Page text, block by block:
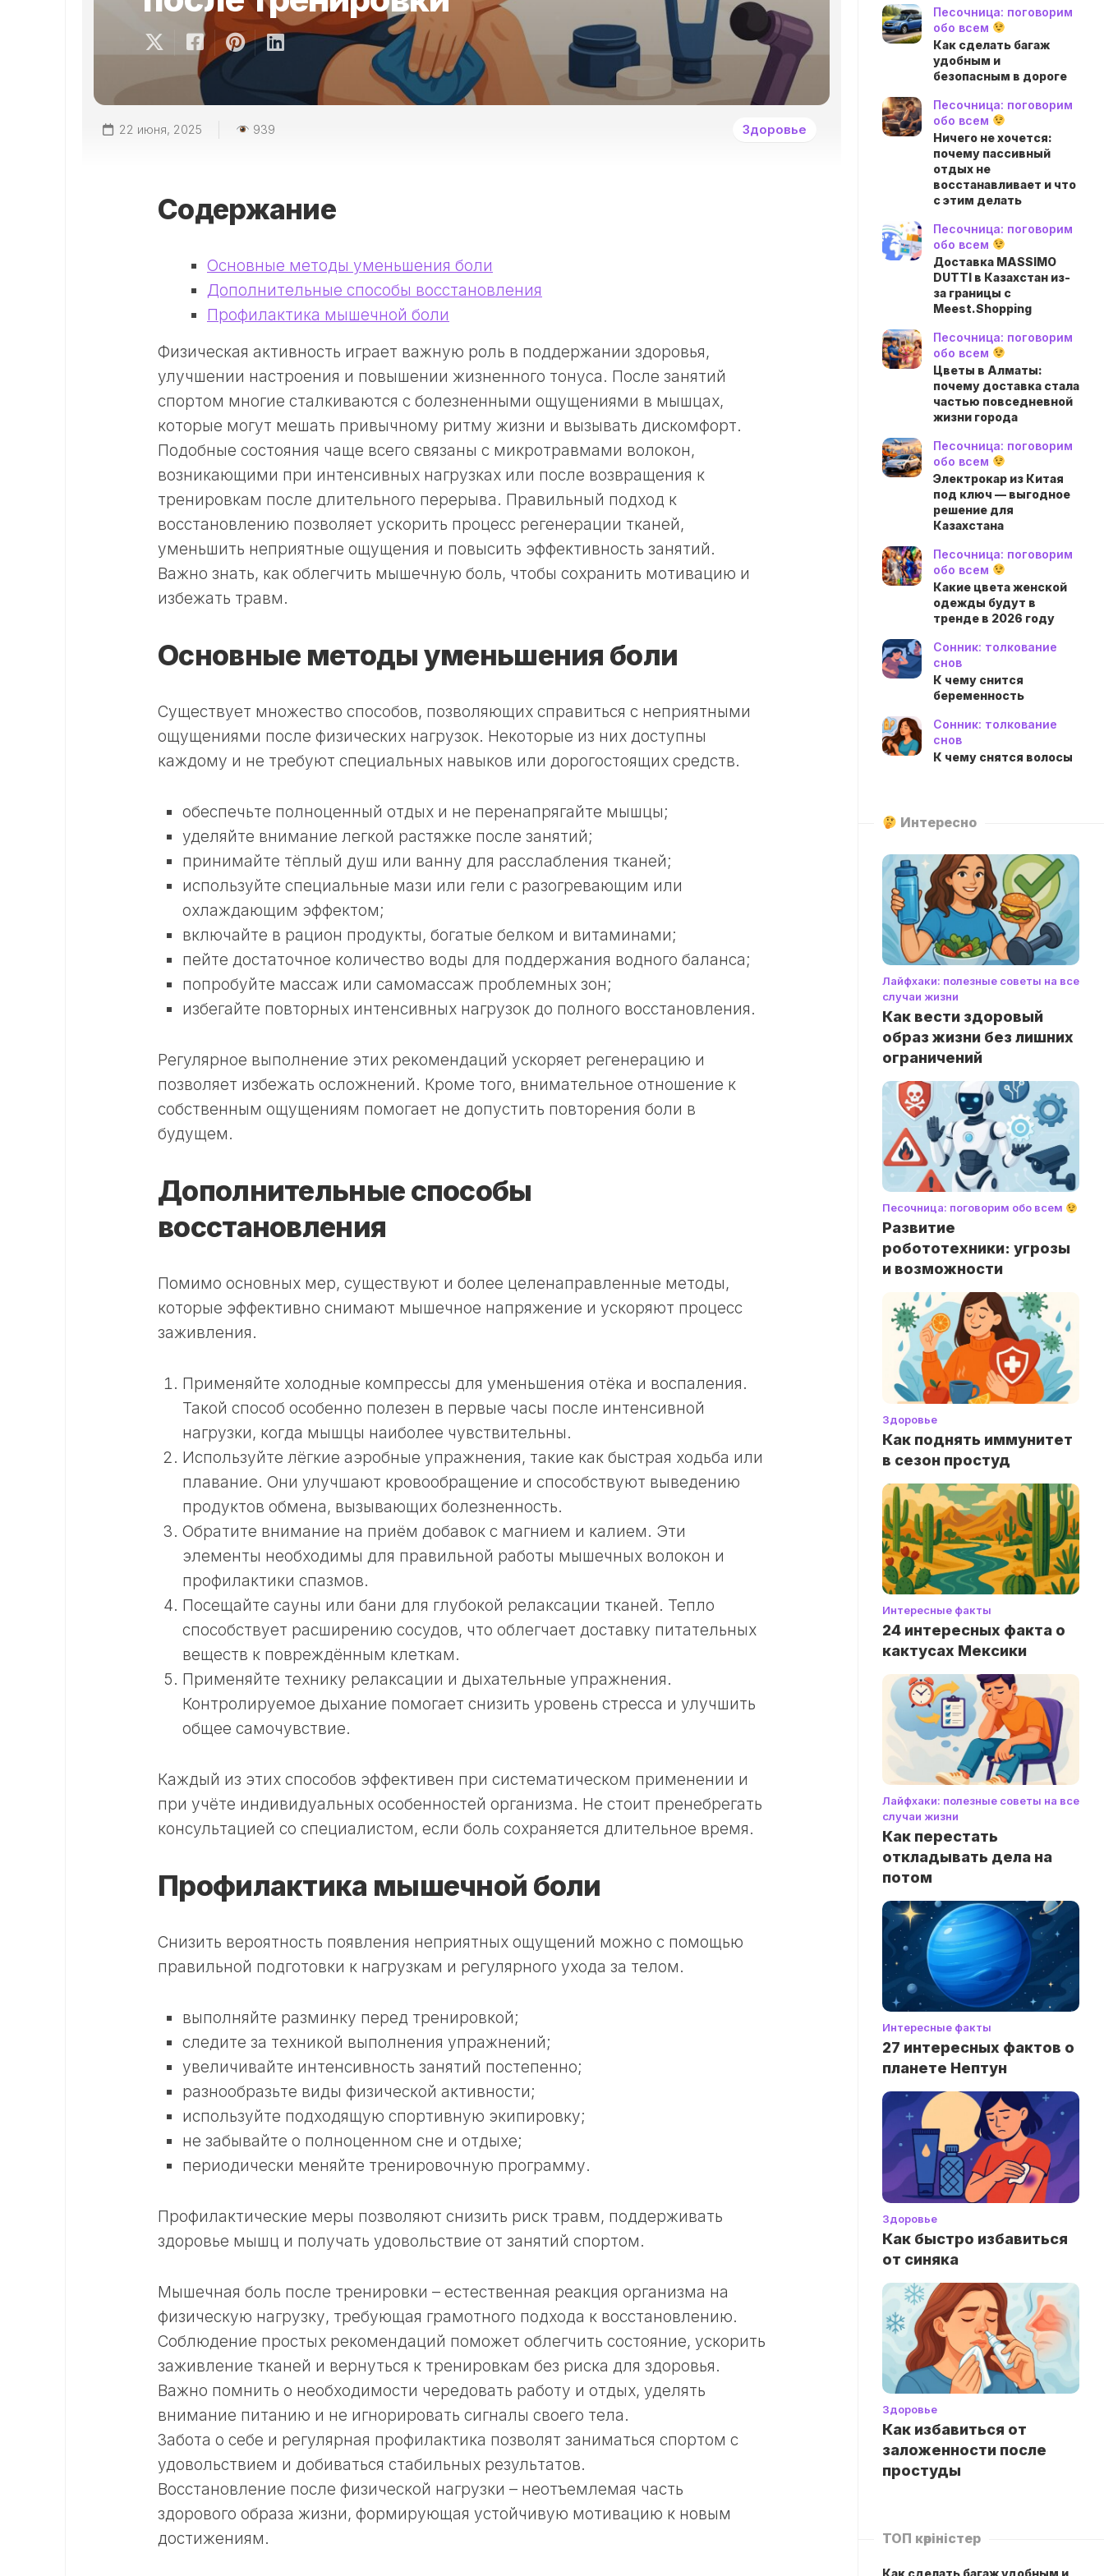
22 июня, 2025 939 Здоровье
Содержание
Основные методы уменьшения боли
Дополнительные способы восстановления
Профилактика мышечной боли
Физическая активность играет важную роль в поддержании здоровья,
улучшении настроения и повышении жизненного тонуса. После занятий
спортом многие сталкиваются с болезненными ощущениями в мышцах,
которые могут мешать привычному ритму жизни и вызывать дискомфорт.
Подобные состояния чаще всего связаны с микротравмами волокон,
возникающими при интенсивных нагрузках или после возвращения к
тренировкам после длительного перерыва. Правильный подход к
восстановлению позволяет ускорить процесс регенерации тканей,
уменьшить неприятные ощущения и повысить эффективность занятий.
Важно знать, как облегчить мышечную боль, чтобы сохранить мотивацию и
избежать травм.
Основные методы уменьшения боли
Существует множество способов, позволяющих справиться с неприятными
ощущениями после физических нагрузок. Некоторые из них доступны
каждому и не требуют специальных навыков или дорогостоящих средств.
обеспечьте полноценный отдых и не перенапрягайте мышцы;
уделяйте внимание легкой растяжке после занятий;
принимайте тёплый душ или ванну для расслабления тканей;
используйте специальные мази или гели с разогревающим или
охлаждающим эффектом;
включайте в рацион продукты, богатые белком и витаминами;
пейте достаточное количество воды для поддержания водного баланса;
попробуйте массаж или самомассаж проблемных зон;
избегайте повторных интенсивных нагрузок до полного восстановления.
Регулярное выполнение этих рекомендаций ускоряет регенерацию и
позволяет избежать осложнений. Кроме того, внимательное отношение к
собственным ощущениям помогает не допустить повторения боли в
будущем.
Дополнительные способы
восстановления
Помимо основных мер, существуют и более целенаправленные методы,
которые эффективно снимают мышечное напряжение и ускоряют процесс
заживления.
Применяйте холодные компрессы для уменьшения отёка и воспаления.
Такой способ особенно полезен в первые часы после интенсивной
нагрузки, когда мышцы наиболее чувствительны.
Используйте лёгкие аэробные упражнения, такие как быстрая ходьба или
плавание. Они улучшают кровообращение и способствуют выведению
продуктов обмена, вызывающих болезненность.
Обратите внимание на приём добавок с магнием и калием. Эти
элементы необходимы для правильной работы мышечных волокон и
профилактики спазмов.
Посещайте сауны или бани для глубокой релаксации тканей. Тепло
способствует расширению сосудов, что облегчает доставку питательных
веществ к повреждённым клеткам.
Применяйте технику релаксации и дыхательные упражнения.
Контролируемое дыхание помогает снизить уровень стресса и улучшить
общее самочувствие.
Каждый из этих способов эффективен при систематическом применении и
при учёте индивидуальных особенностей организма. Не стоит пренебрегать
консультацией со специалистом, если боль сохраняется длительное время.
Профилактика мышечной боли
Снизить вероятность появления неприятных ощущений можно с помощью
правильной подготовки к нагрузкам и регулярного ухода за телом.
выполняйте разминку перед тренировкой;
следите за техникой выполнения упражнений;
увеличивайте интенсивность занятий постепенно;
разнообразьте виды физической активности;
используйте подходящую спортивную экипировку;
не забывайте о полноценном сне и отдыхе;
периодически меняйте тренировочную программу.
Профилактические меры позволяют снизить риск травм, поддерживать
здоровье мышц и получать удовольствие от занятий спортом.
Мышечная боль после тренировки – естественная реакция организма на
физическую нагрузку, требующая грамотного подхода к восстановлению.
Соблюдение простых рекомендаций поможет облегчить состояние, ускорить
заживление тканей и вернуться к тренировкам без риска для здоровья.
Важно помнить о необходимости чередовать работу и отдых, уделять
внимание питанию и не игнорировать сигналы своего тела.
Забота о себе и регулярная профилактика позволят заниматься спортом с
удовольствием и добиваться стабильных результатов.
Восстановление после физической нагрузки – неотъемлемая часть
здорового образа жизни, формирующая устойчивую мотивацию к новым
достижениям.
Песочница: поговорим
обо всем
Как сделать багаж
удобным и
безопасным в дороге
Песочница: поговорим
обо всем
Ничего не хочется:
почему пассивный
отдых не
восстанавливает и что
с этим делать
Песочница: поговорим
обо всем
Доставка MASSIMO
DUTTI в Казахстан из-
за границы с
Meest.Shopping
Песочница: поговорим
обо всем
Цветы в Алматы:
почему доставка стала
частью повседневной
жизни города
Песочница: поговорим
обо всем
Электрокар из Китая
под ключ — выгодное
решение для
Казахстана
Песочница: поговорим
обо всем
Какие цвета женской
одежды будут в
тренде в 2026 году
Сонник: толкование
снов
К чему снится
беременность
Сонник: толкование
снов
К чему снятся волосы
Интересно
Лайфхаки: полезные советы на все
случаи жизни
Как вести здоровый
образ жизни без лишних
ограничений
Песочница: поговорим обо всем
Развитие
робототехники: угрозы
и возможности
Здоровье
Как поднять иммунитет
в сезон простуд
Интересные факты
24 интересных факта о
кактусах Мексики
Лайфхаки: полезные советы на все
случаи жизни
Как перестать
откладывать дела на
потом
Интересные факты
27 интересных фактов о
планете Нептун
Здоровье
Как быстро избавиться
от синяка
Здоровье
Как избавиться от
заложенности после
простуды
ТОП көріністер
Как сделать багаж удобным и